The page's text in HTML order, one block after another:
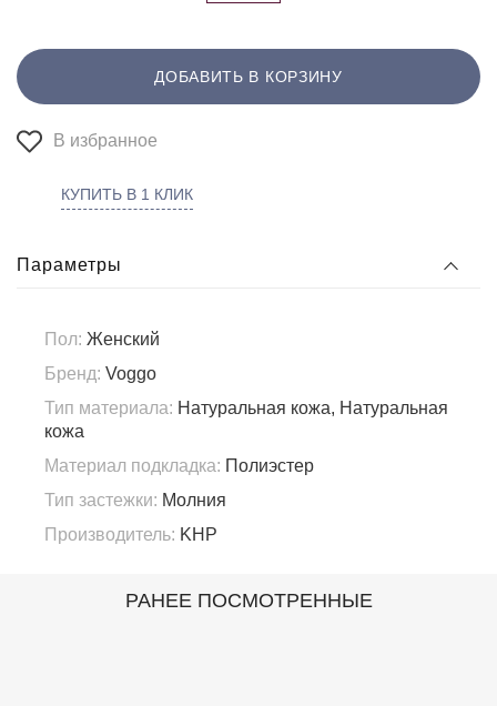
ДОБАВИТЬ В КОРЗИНУ
В избранное
КУПИТЬ В 1 КЛИК
Параметры
Пол: Женский
Бренд: Voggo
Тип материала: Натуральная кожа, Натуральная
кожа
Материал подкладка: Полиэстер
Тип застежки: Молния
Производитель: KHP
РАНЕЕ ПОСМОТРЕННЫЕ